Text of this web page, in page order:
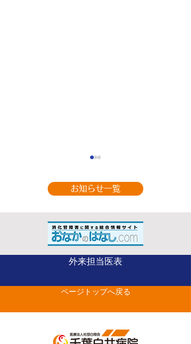
生がベストドクターズ
に選出されました
お知らせ一覧
外来担当医表
ページトップへ戻る